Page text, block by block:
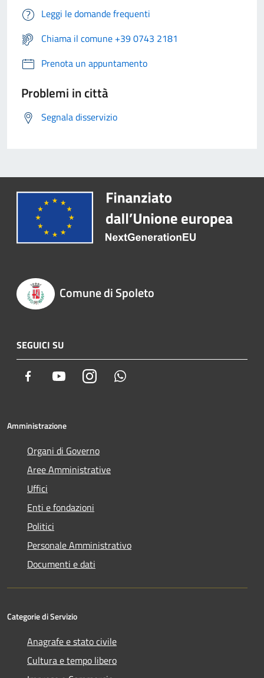
Leggi le domande frequenti
Chiama il comune +39 0743 2181
Prenota un appuntamento
Problemi in città
Segnala disservizio
Comune di Spoleto
SEGUICI SU
Facebook YoutubeInstagram
Amministrazione
Organi di Governo
Aree Amministrative
Uffici
Enti e fondazioni
Politici
Personale Amministrativo
Documenti e dati
Categorie di Servizio
Anagrafe e stato civile
Cultura e tempo libero